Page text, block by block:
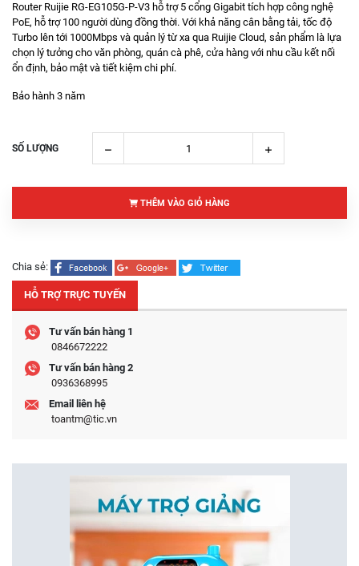
Router Ruijie RG-EG105G-P-V3 hỗ trợ 5 cổng Gigabit tích hợp công nghệ
PoE, hỗ trợ 100 người dùng đồng thời. Với khả năng cân bằng tải, tốc độ
Turbo lên tới 1000Mbps và quản lý từ xa qua Ruijie Cloud, sản phẩm là lựa
chọn lý tưởng cho văn phòng, quán cà phê, cửa hàng với nhu cầu kết nối
ổn định, bảo mật và tiết kiệm chi phí.
Bảo hành 3 năm
SỐ LƯỢNG
THÊM VÀO GIỎ HÀNG
Chia sẻ:
HỖ TRỢ TRỰC TUYẾN
Tư vấn bán hàng 1
0846672222
Tư vấn bán hàng 2
0936368995
Email liên hệ
toantm@tic.vn